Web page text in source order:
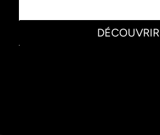
DÉCOUVRIR